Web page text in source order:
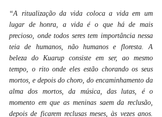
“A ritualização da vida coloca a vida em um
lugar de honra, a vida é o que há de mais
precioso, onde todos seres tem importância nessa
teia de humanos, não humanos e floresta. A
beleza do Kuarup consiste em ser, ao mesmo
tempo, o rito onde eles estão chorando os seus
mortos, e depois do choro, do encaminhamento da
alma dos mortos, da música, das lutas, é o
momento em que as meninas saem da reclusão,
depois de ficarem reclusas meses, às vezes anos.